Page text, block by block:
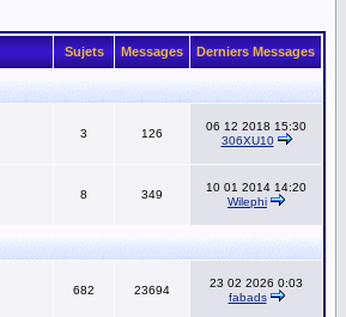
Sujets Messages Derniers Messages
3 126
06 12 2018 15:30
306XU10
8 349
10 01 2014 14:20
Wilephi
682 23694
23 02 2026 0:03
fabads